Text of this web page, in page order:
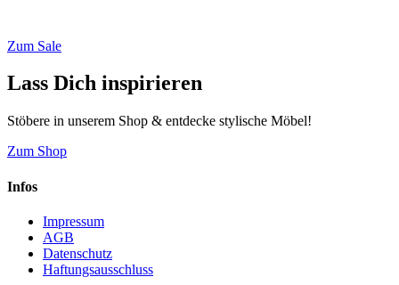
Zum Sale
Lass Dich inspirieren
Stöbere in unserem Shop & entdecke stylische Möbel!
Zum Shop
Infos
Impressum
AGB
Datenschutz
Haftungsausschluss